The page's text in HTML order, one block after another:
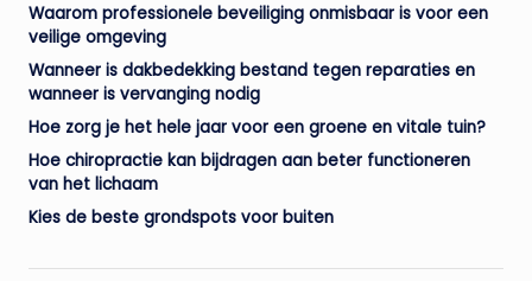
Waarom professionele beveiliging onmisbaar is voor een
veilige omgeving
Wanneer is dakbedekking bestand tegen reparaties en
wanneer is vervanging nodig
Hoe zorg je het hele jaar voor een groene en vitale tuin?
Hoe chiropractie kan bijdragen aan beter functioneren
van het lichaam
Kies de beste grondspots voor buiten